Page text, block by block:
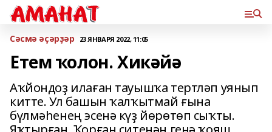
Сәсмә әҫәрҙәр 23 ЯНВАРЯ 2022, 11:05
Етем ҡолон. Хикәйә
Аҡйондоҙ илаған тауышҡа тертләп уянып
китте. Ул башын ҡалҡытмай ғына
бүлмәһенең эсенә күҙ йөрөтөп сыҡты.